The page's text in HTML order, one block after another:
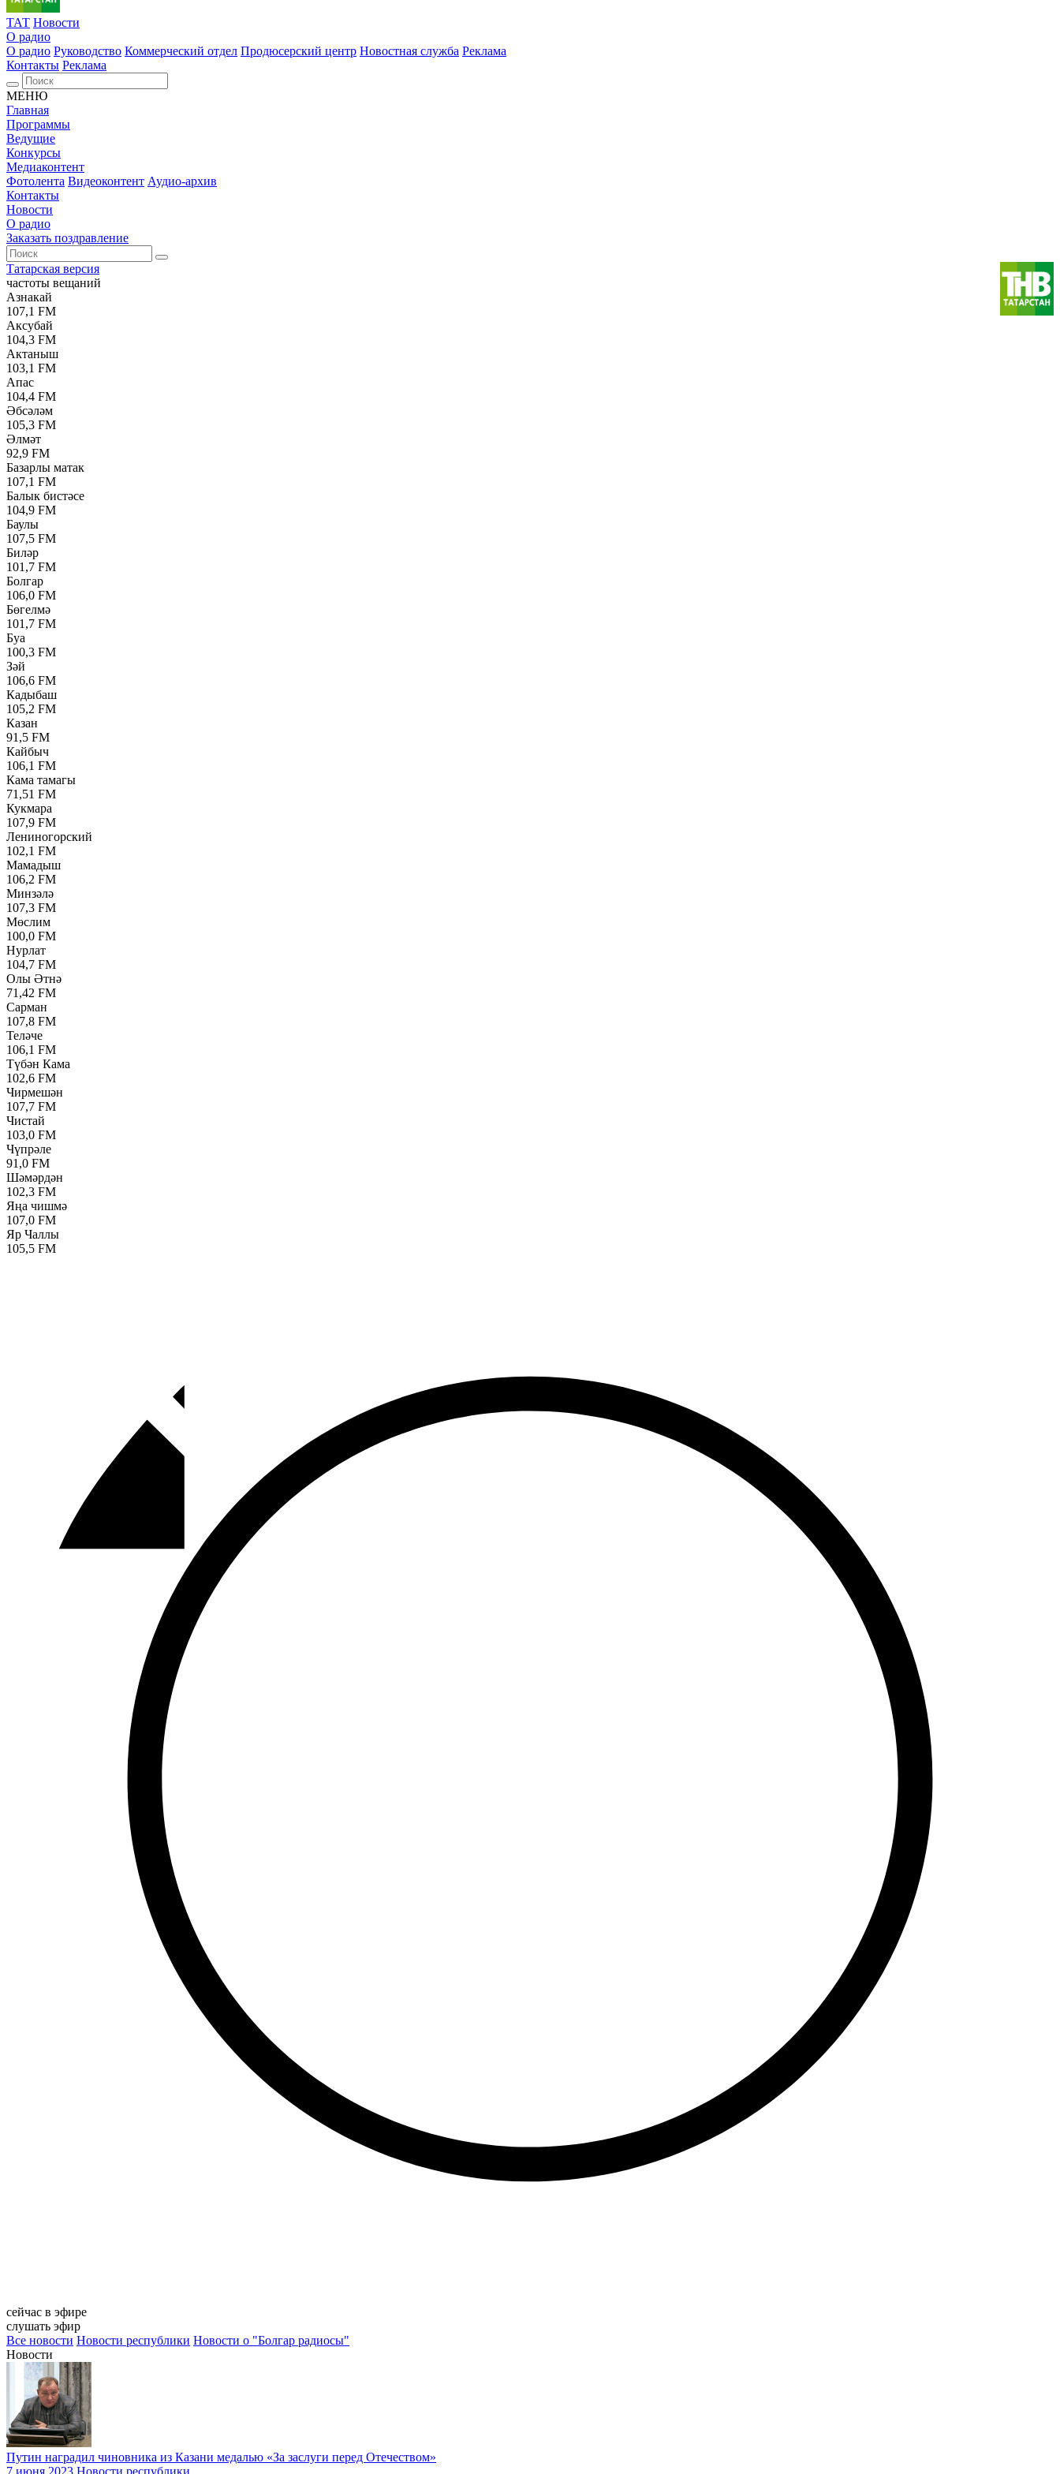
ТАТ Новости
О радио
О радио Руководство Коммерческий отдел Продюсерский центр Новостная служба Реклама
Контакты Реклама
МЕНЮ
Главная
Программы
Ведущие
Конкурсы
Медиаконтент
Фотолента Видеоконтент Аудио-архив
Контакты
Новости
О радио
Заказать поздравление
Татарская версия
частоты вещаний
Азнакай
107,1 FM
Аксубай
104,3 FM
Актаныш
103,1 FM
Апас
104,4 FM
Әбсәләм
105,3 FM
Әлмәт
92,9 FM
Базарлы матак
107,1 FM
Балык бистәсе
104,9 FM
Баулы
107,5 FM
Биләр
101,7 FM
Болгар
106,0 FM
Бөгелмә
101,7 FM
Буа
100,3 FM
Зәй
106,6 FM
Кадыбаш
105,2 FM
Казан
91,5 FM
Кайбыч
106,1 FM
Кама тамагы
71,51 FM
Кукмара
107,9 FM
Лениногорский
102,1 FM
Мамадыш
106,2 FM
Минзәлә
107,3 FM
Мөслим
100,0 FM
Нурлат
104,7 FM
Олы Әтнә
71,42 FM
Сарман
107,8 FM
Теләче
106,1 FM
Түбән Кама
102,6 FM
Чирмешән
107,7 FM
Чистай
103,0 FM
Чүпрәле
91,0 FM
Шәмәрдән
102,3 FM
Яңа чишмә
107,0 FM
Яр Чаллы
105,5 FM
сейчас в эфире
слушать эфир
Все новости Новости республики Новости о "Болгар радиосы"
Новости
Путин наградил чиновника из Казани медалью «За заслуги перед Отечеством»